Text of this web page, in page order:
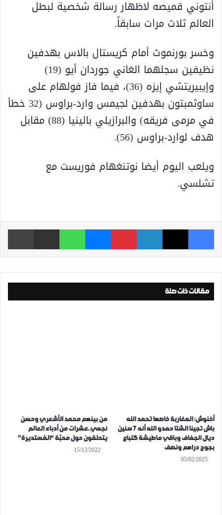
أنتوني قميصه لاظهار رسالة شخصية لبطل
العالم ثلاث مرات سابقاً.
وخسر بورنموث أمام كريستال بالاس بهدفين
نظيفين سجلهما الغاني جوردان أيو (19)
وإيبيريتشي إيزه (36)، فيما فاز فولهام على
ساوثمبتون بهدفين لجيمس وارد-براوس (32 خطأ
في مرمى فريقه) والبرازيلي بالينيا (88) مقابل
هدف لوارد-براوس (56).
ويلعب اليوم أيضا نوتنغهام فوريست مع
تشلسي.
فيسبوك ‫X لينكدإن بينتيريست ماسنجر واتساب مشاركة عبر البريد
مقالات ذات صلة
أخنوش: المغاربة خاصها تحمد الله
باش تجينا الشتا حمدو الله أنه 7 سنين
ديال الجفاف وباقي ماطيشة كتباع
بجوج دراهم ونصف
05/02/2025
من بينهم محمد الأشعري وحسن
نجمي..عشرات من أدباء العالم
يتحلقون حول محبّة “المُستديرة”
15/12/2022